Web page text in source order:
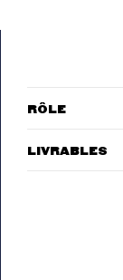
RÔLE
LIVRABLES